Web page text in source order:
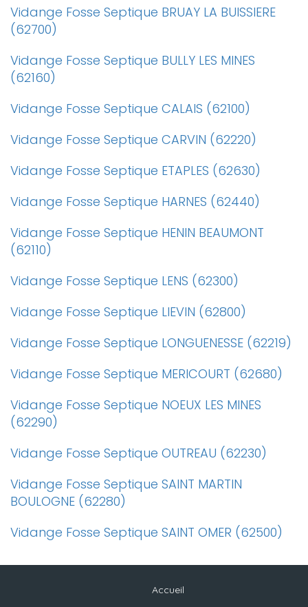
Vidange Fosse Septique BRUAY LA BUISSIERE
(62700)
Vidange Fosse Septique BULLY LES MINES
(62160)
Vidange Fosse Septique CALAIS (62100)
Vidange Fosse Septique CARVIN (62220)
Vidange Fosse Septique ETAPLES (62630)
Vidange Fosse Septique HARNES (62440)
Vidange Fosse Septique HENIN BEAUMONT
(62110)
Vidange Fosse Septique LENS (62300)
Vidange Fosse Septique LIEVIN (62800)
Vidange Fosse Septique LONGUENESSE (62219)
Vidange Fosse Septique MERICOURT (62680)
Vidange Fosse Septique NOEUX LES MINES
(62290)
Vidange Fosse Septique OUTREAU (62230)
Vidange Fosse Septique SAINT MARTIN
BOULOGNE (62280)
Vidange Fosse Septique SAINT OMER (62500)
Accueil